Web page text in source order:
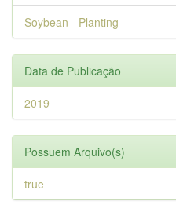
Soybean - Planting
Data de Publicação
2019
Possuem Arquivo(s)
true